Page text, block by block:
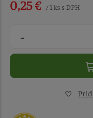
0,25 € / 1 ks s DPH
-